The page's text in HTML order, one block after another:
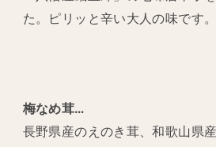
た。ピリッと辛い大人の味です。
梅なめ茸…
長野県産のえのき茸、和歌山県